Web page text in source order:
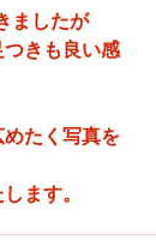
ましたが
きも良い感
たく写真を
ます。